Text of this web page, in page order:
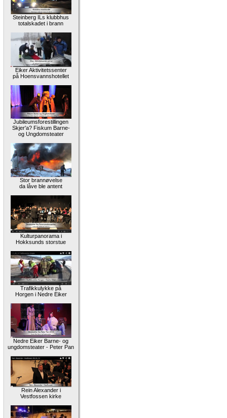
Steinberg ILs klubbhus
totalskadet i brann
Eiker Aktivitetssenter
på Hoensvannshotellet
Jubileumsforestillingen
Skjer'a? Fiskum Barne-
og Ungdomsteater
Stor brannøvelse
da låve ble antent
Kulturpanorama i
Hokksunds storstue
Trafikkulykke på
Horgen i Nedre Eiker
Nedre Eiker Barne- og
ungdomsteater - Peter Pan
Rein Alexander i
Vestfossen kirke